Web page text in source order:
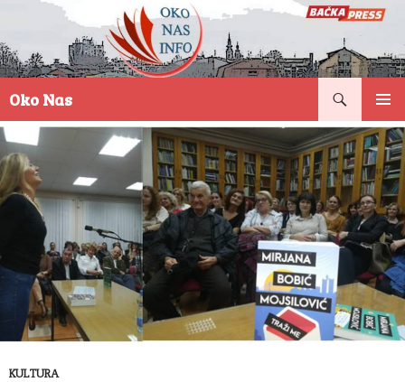
Oko Nas
SADRŽAJ
KULTURA